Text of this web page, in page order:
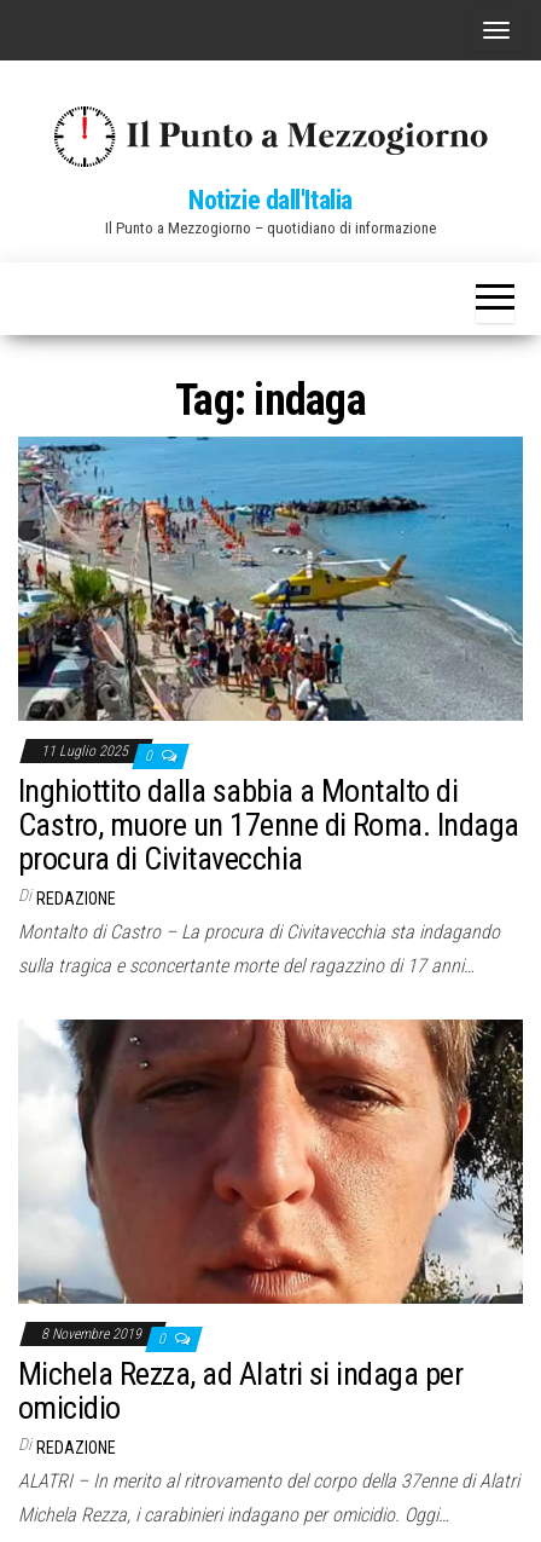
C
a
v
a
z
o
e
Notizie dall'Italia
Il Punto a Mezzogiorno – quotidiano di informazione
Tag: indaga
11 Luglio 2025 0
Inghiottito dalla sabbia a Montalto di
Castro, muore un 17enne di Roma. Indaga
procura di Civitavecchia
Di REDAZIONE
Montalto di Castro – La procura di Civitavecchia sta indagando
sulla tragica e sconcertante morte del ragazzino di 17 anni…
8 Novembre 2019 0
Michela Rezza, ad Alatri si indaga per
omicidio
Di REDAZIONE
ALATRI – In merito al ritrovamento del corpo della 37enne di Alatri
Michela Rezza, i carabinieri indagano per omicidio. Oggi…